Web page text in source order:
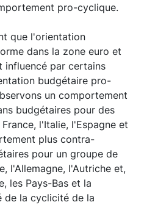
pro-cyclique.
que l'orientation
dans la zone euro et
influencé par certains
budgétaire pro-
un comportement
budgétaires pour des
l'Italie, l'Espagne et
plus contra-
pour un groupe de
l'Allemagne, l'Autriche et,
les Pays-Bas et la
de la cyclicité de la